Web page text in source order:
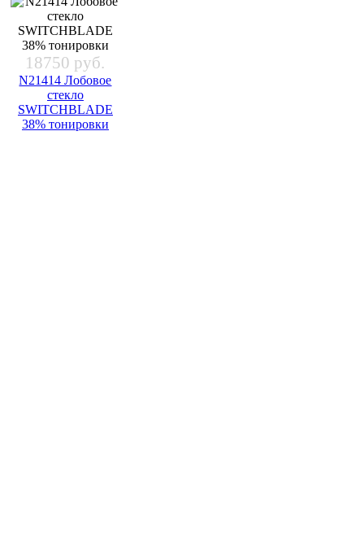
18750 руб.
N21414 Лобовое
стекло
SWITCHBLADE
38% тонировки